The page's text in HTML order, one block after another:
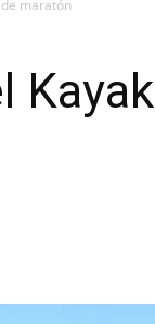
maratón